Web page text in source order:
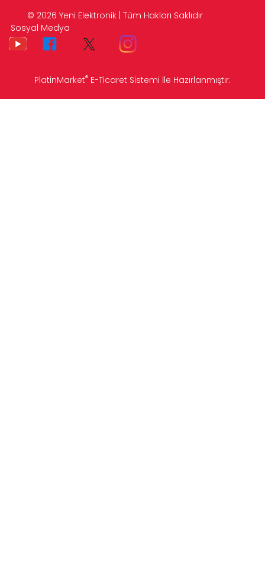
© 2026 Yeni Elektronik | Tüm Hakları Saklıdır
Sosyal Medya
PlatinMarket® E-Ticaret Sistemi İle Hazırlanmıştır.